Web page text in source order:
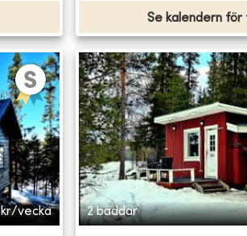
Se kalendern för
kr/vecka 2 bäddar